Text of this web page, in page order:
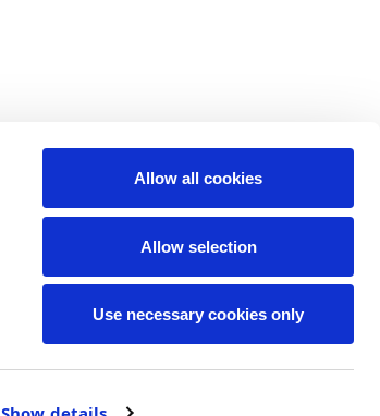
Allow all cookies
Allow selection
Use necessary cookies only